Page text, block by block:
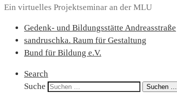
Ein virtuelles Projektseminar an der MLU
Gedenk- und Bildungsstätte Andreasstraße
sandruschka. Raum für Gestaltung
Bund für Bildung e.V.
Search
Suche
Suchen …